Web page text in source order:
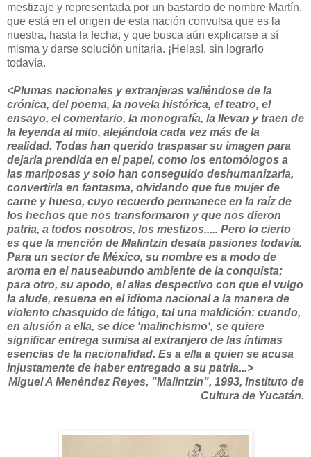
mestizaje y representada por un bastardo de nombre Martín,
que está en el origen de esta nación convulsa que es la
nuestra, hasta la fecha, y que busca aún explicarse a sí
misma y darse solución unitaria. ¡Helas!, sin lograrlo
todavía.
<Plumas nacionales y extranjeras valiéndose de la
crónica, del poema, la novela histórica, el teatro, el
ensayo, el comentario, la monografía, la llevan y traen de
la leyenda al mito, alejándola cada vez más de la
realidad. Todas han querido traspasar su imagen para
dejarla prendida en el papel, como los entomólogos a
las mariposas y solo han conseguido deshumanizarla,
convertirla en fantasma, olvidando que fue mujer de
carne y hueso, cuyo recuerdo permanece en la raíz de
los hechos que nos transformaron y que nos dieron
patria, a todos nosotros, los mestizos..... Pero lo cierto
es que la mención de Malintzin desata pasiones todavía.
Para un sector de México, su nombre es a modo de
aroma en el nauseabundo ambiente de la conquista;
para otro, su apodo, el alias despectivo con que el vulgo
la alude, resuena en el idioma nacional a la manera de
violento chasquido de látigo, tal una maldición: cuando,
en alusión a ella, se dice 'malinchismo', se quiere
significar entrega sumisa al extranjero de las íntimas
esencias de la nacionalidad. Es a ella a quien se acusa
injustamente de haber entregado a su patria...>
Miguel A Menéndez Reyes, "Malintzin", 1993, Instituto de
Cultura de Yucatán.